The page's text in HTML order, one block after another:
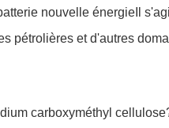
nouvelle énergieIl
pétrolières et d'autres
carboxyméthyl